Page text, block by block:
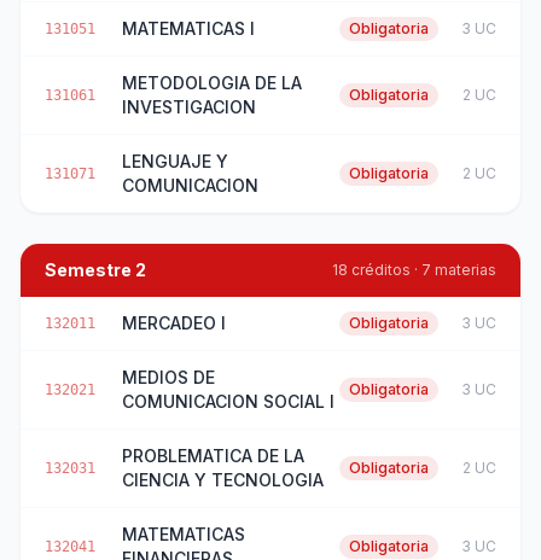
131051 MATEMATICAS I Obligatoria 3 UC
131061
METODOLOGIA DE LA
INVESTIGACION
Obligatoria 2 UC
131071
LENGUAJE Y
COMUNICACION
Obligatoria 2 UC
Semestre 2 18 créditos · 7 materias
132011 MERCADEO I Obligatoria 3 UC
132021
MEDIOS DE
COMUNICACION SOCIAL I
Obligatoria 3 UC
132031
PROBLEMATICA DE LA
CIENCIA Y TECNOLOGIA
Obligatoria 2 UC
132041
MATEMATICAS
Obligatoria 3 UC